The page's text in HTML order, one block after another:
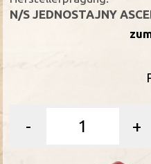
N/S JEDNOSTAJNY
- +